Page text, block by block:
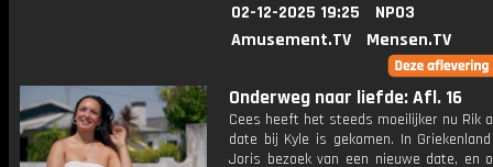
02-12-2025 19:25
NPO3
Amusement.TV
Mensen.TV
Onderweg naar liefde: Afl. 16
Cees heeft het steeds moeilijker nu Rik
date bij Kyle is gekomen. In
Joris bezoek van een nieuwe date, en